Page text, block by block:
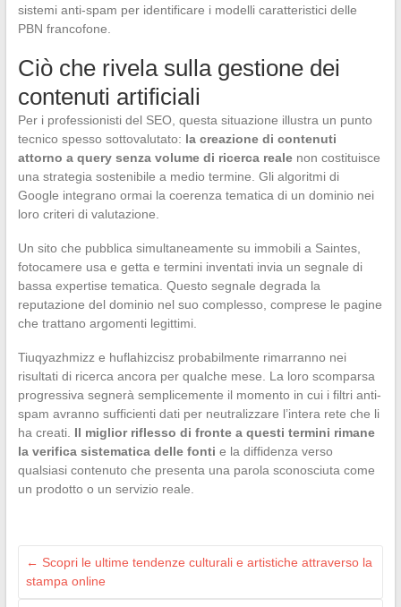
sistemi anti-spam per identificare i modelli caratteristici delle
PBN francofone.
Ciò che rivela sulla gestione dei
contenuti artificiali
Per i professionisti del SEO, questa situazione illustra un punto
tecnico spesso sottovalutato: la creazione di contenuti
attorno a query senza volume di ricerca realenon costituisce
una strategia sostenibile a medio termine. Gli algoritmi di
Google integrano ormai la coerenza tematica di un dominio nei
loro criteri di valutazione.
Un sito che pubblica simultaneamente su immobili a Saintes,
fotocamere usa e getta e termini inventati invia un segnale di
bassa expertise tematica. Questo segnale degrada la
reputazione del dominio nel suo complesso, comprese le pagine
che trattano argomenti legittimi.
Tiuqyazhmizz e huflahizcisz probabilmente rimarranno nei
risultati di ricerca ancora per qualche mese. La loro scomparsa
progressiva segnerà semplicemente il momento in cui i filtri anti-
spam avranno sufficienti dati per neutralizzare l’intera rete che li
ha creati. Il miglior riflesso di fronte a questi termini rimane
la verifica sistematica delle fonti e la diffidenza verso
qualsiasi contenuto che presenta una parola sconosciuta come
un prodotto o un servizio reale.
← Scopri le ultime tendenze culturali e artistiche attraverso la
stampa online